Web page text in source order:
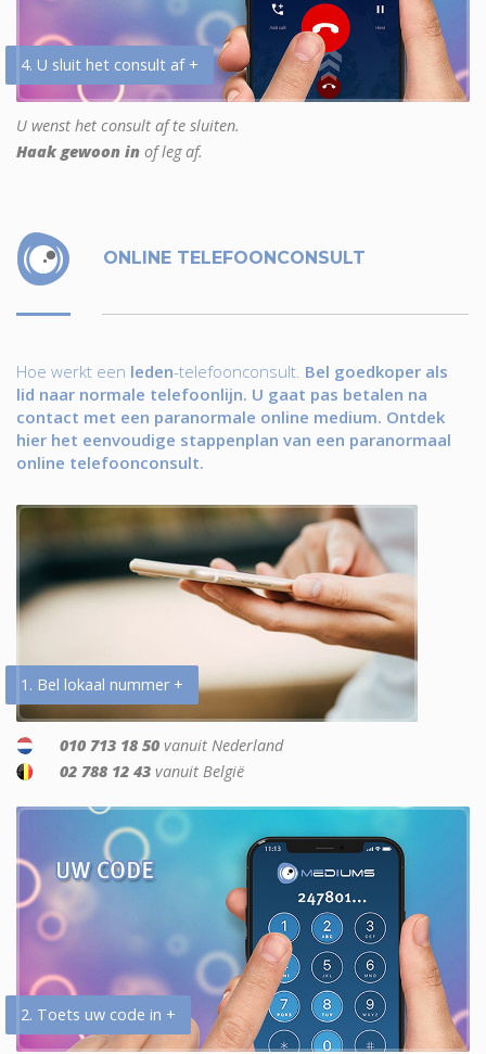
4. U sluit het consult af +
U wenst het consult af te sluiten.
Haak gewoon in of leg af.
ONLINE TELEFOONCONSULT
Hoe werkt een leden-telefoonconsult. Bel goedkoper als
lid naar normale telefoonlijn. U gaat pas betalen na
contact met een paranormale online medium. Ontdek
hier het eenvoudige stappenplan van een paranormaal
online telefoonconsult.
1. Bel lokaal nummer +
010 713 18 50 vanuit Nederland
02 788 12 43 vanuit België
2. Toets uw code in +